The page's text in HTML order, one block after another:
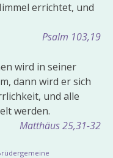
errichtet, und
Psalm 103,19
wird in seiner
dann wird er sich
und alle
werden.
Matthäus 25,31-32